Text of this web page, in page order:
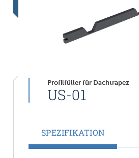
Profilfüller für Dachtrapez
US-01
SPEZIFIKATION